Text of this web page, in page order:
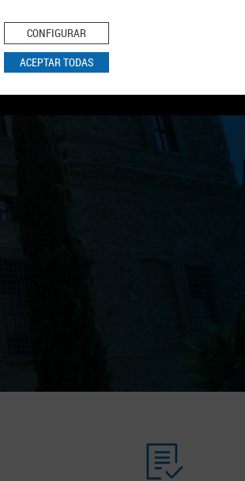
CONFIGURAR
ACEPTAR TODAS
Política de Cookies
BUSCAR